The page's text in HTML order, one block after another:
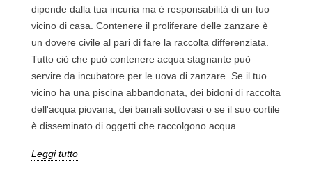
dipende dalla tua incuria ma è responsabilità di un tuo
vicino di casa. Contenere il proliferare delle zanzare è
un dovere civile al pari di fare la raccolta differenziata.
Tutto ciò che può contenere acqua stagnante può
servire da incubatore per le uova di zanzare. Se il tuo
vicino ha una piscina abbandonata, dei bidoni di raccolta
dell'acqua piovana, dei banali sottovasi o se il suo cortile
è disseminato di oggetti che raccolgono acqua...
Leggi tutto